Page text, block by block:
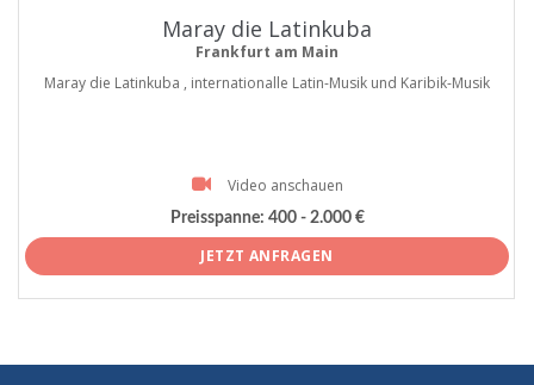
Maray die Latinkuba
Frankfurt am Main
Maray die Latinkuba , internationalle Latin-Musik und Karibik-Musik
Video anschauen
Preisspanne: 400 - 2.000 €
JETZT ANFRAGEN